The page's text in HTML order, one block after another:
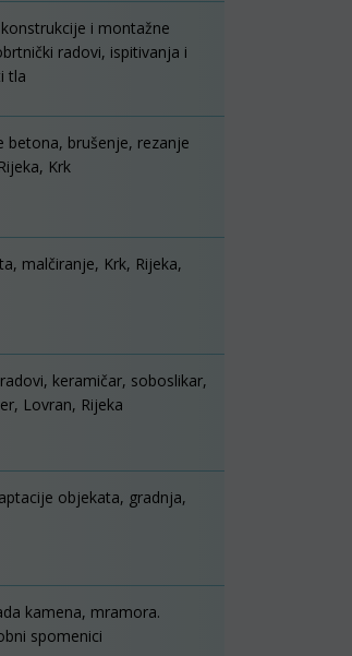
i montažne
radovi, ispitivanja i
tla
betona, brušenje, rezanje
Krk
malčiranje, Krk, Rijeka,
keramičar, soboslikar,
Lovran, Rijeka
objekata, gradnja,
kamena, mramora.
spomenici